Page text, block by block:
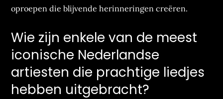
oproepen die blijvende herinneringen creëren.
Wie zijn enkele van de meest
iconische Nederlandse
artiesten die prachtige liedjes
hebben uitgebracht?